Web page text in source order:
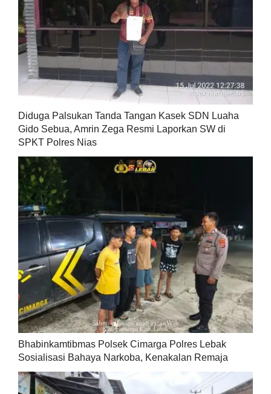
Diduga Palsukan Tanda Tangan Kasek SDN Luaha
Gido Sebua, Amrin Zega Resmi Laporkan SW di
SPKT Polres Nias
Bhabinkamtibmas Polsek Cimarga Polres Lebak
Sosialisasi Bahaya Narkoba, Kenakalan Remaja